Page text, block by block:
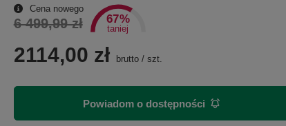
Cena nowego
6 499,99 zł 67%
taniej
2114,00 zł brutto/ szt.
Powiadom o dostępności